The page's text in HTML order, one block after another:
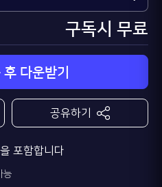
구독시 무료
다운받기
공유하기
포함합니다
능